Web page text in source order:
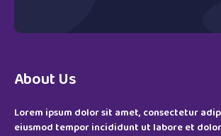
About Us
Lorem ipsum dolor sit amet, consectetur
eiusmod tempor incididunt ut labore et